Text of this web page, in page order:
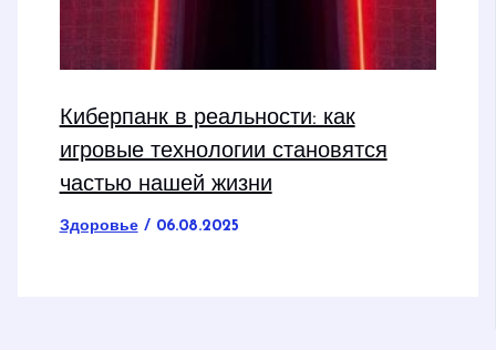
Киберпанк в реальности: как
игровые технологии становятся
частью нашей жизни
Здоровье/ 06.08.2025